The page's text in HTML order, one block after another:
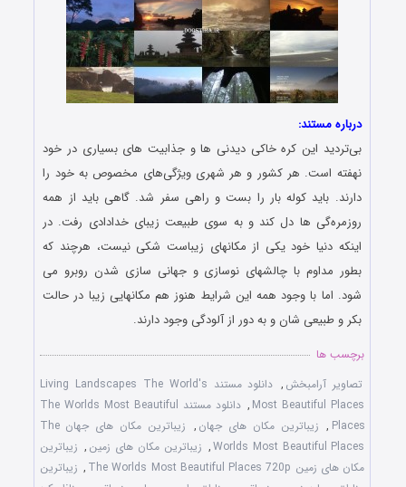
درباره مستند:
بی‌تردید این کره خاکی دیدنی‌ ها و جذابیت‌ های بسیاری در خود
نهفته است. هر کشور و هر شهری ویژگی‌های مخصوص به ‏خود را
دارند. باید کوله بار را بست و راهی سفر شد. گاهی باید از همه
روزمره‌گی‌ ها دل کند و به سوی طبیعت زیبای خدادادی ‏رفت. در
اینکه دنیا خود یکی از مکانهای زیباست شکی نیست، هرچند که
بطور مداوم با چالشهای نوسازی و جهانی سازی شدن روبرو می
شود. اما با وجود همه این شرایط هنوز هم مکانهایی زیبا در حالت
بکر و طبیعی شان و به دور از آلودگی وجود دارند.
برچسب ها
تصاویر آرامبخش ,
دانلود مستند Living Landscapes The World's
Most Beautiful Places
,
دانلود مستند The Worlds Most Beautiful
Places
, زیباترین مکان های جهان ,
زیباترین مکان های جهان The
Worlds Most Beautiful Places
, زیباترین مکان های زمین , زیباترین
مکان های زمین The Worlds Most Beautiful Places 720p
, زیباترین